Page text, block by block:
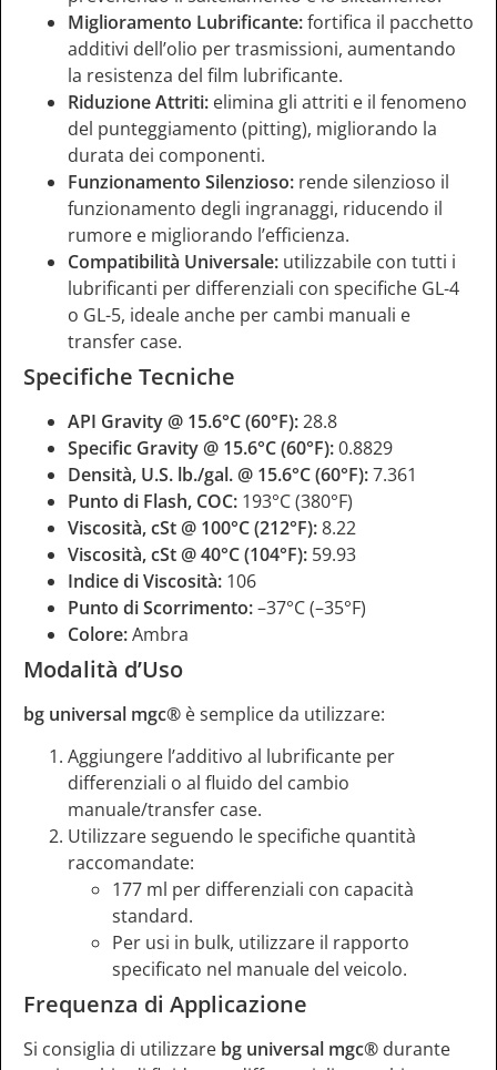
Miglioramento Lubrificante:fortifica il pacchetto
additivi dell’olio per trasmissioni, aumentando
la resistenza del film lubrificante.
Riduzione Attriti: elimina gli attriti e il fenomeno
del punteggiamento (pitting), migliorando la
durata dei componenti.
Funzionamento Silenzioso: rende silenzioso il
funzionamento degli ingranaggi, riducendo il
rumore e migliorando l’efficienza.
Compatibilità Universale: utilizzabile con tutti i
lubrificanti per differenziali con specifiche GL-4
o GL-5, ideale anche per cambi manuali e
transfer case.
Specifiche Tecniche
API Gravity @ 15.6°C (60°F):28.8
Specific Gravity @ 15.6°C (60°F):0.8829
Densità, U.S. lb./gal. @ 15.6°C (60°F):7.361
Punto di Flash, COC: 193°C (380°F)
Viscosità, cSt @ 100°C (212°F):8.22
Viscosità, cSt @ 40°C (104°F): 59.93
Indice di Viscosità: 106
Punto di Scorrimento:–37°C (–35°F)
Colore:Ambra
Modalità d’Uso
bg universal mgc® è semplice da utilizzare:
Aggiungere l’additivo al lubrificante per
differenziali o al fluido del cambio
manuale/transfer case.
Utilizzare seguendo le specifiche quantità
raccomandate:
177 ml per differenziali con capacità
standard.
Per usi in bulk, utilizzare il rapporto
specificato nel manuale del veicolo.
Frequenza di Applicazione
Si consiglia di utilizzare bg universal mgc® durante